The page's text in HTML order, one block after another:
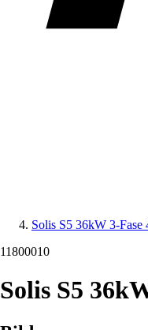
Solis S5 36kW 3-Fase
11800010
Solis S5